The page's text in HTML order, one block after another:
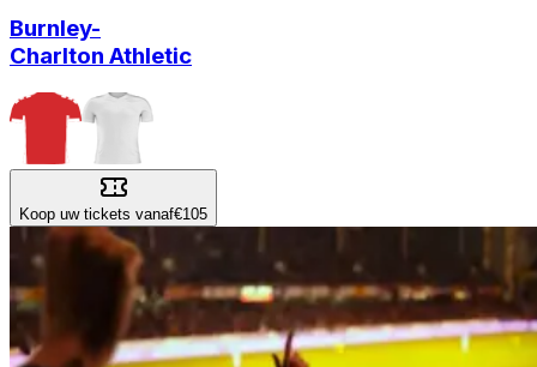
Burnley-
Charlton Athletic
Koop uw tickets vanaf€105